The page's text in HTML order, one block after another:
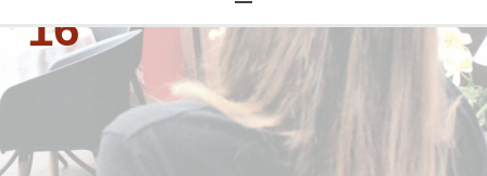
PYHÄMAAN
NUORISOSEURAN
NÄYTTÄMÖ
16